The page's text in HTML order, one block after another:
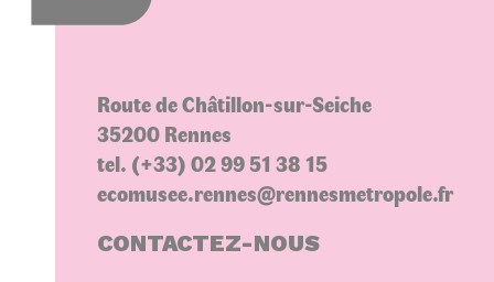
Route de Châtillon-sur-Seiche
35200 Rennes
tel. (+33) 02 99 51 38 15
ecomusee.rennes@rennesmetropole.fr
CONTACTEZ-NOUS